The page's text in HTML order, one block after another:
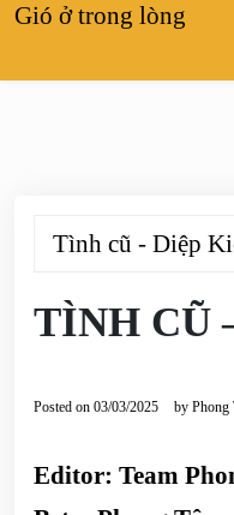
Gió ở trong lòng
Tình cũ - Diệp
TÌNH CŨ
Posted on 03/03/2025 by Phong
Editor: Team